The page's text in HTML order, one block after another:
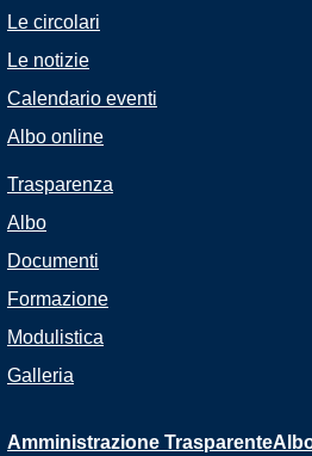
Le circolari
Le notizie
Calendario eventi
Albo online
Trasparenza
Albo
Documenti
Formazione
Modulistica
Galleria
Amministrazione Trasparente